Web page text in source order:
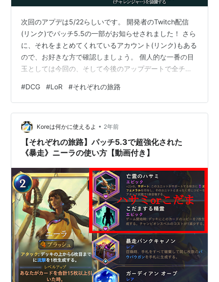
次回のアプデは5/22らしいです。 開発者のTwitch配信
(リンク)でパッチ5.5の一部がお知らせされました！ さら
に、それをまとめてくれているアカウント(リンク)もある
ので、お好きな方で確認しましょう。 個人的な一番の目
玉としては今回の、そして今後のアップデートで全チャ
この記事ではアップデートの内容と、3マナ所持または4
マナ所持してゲームを開始すると嬉しいチャンピオンに
ついて書きました！
#DCG #LoR #それぞれの旅路
Koreは何かに使えるよ • 2年前
【それぞれの旅路】パッチ5.3で超強化された
《暴走》ニーラの使い方【動画付き】